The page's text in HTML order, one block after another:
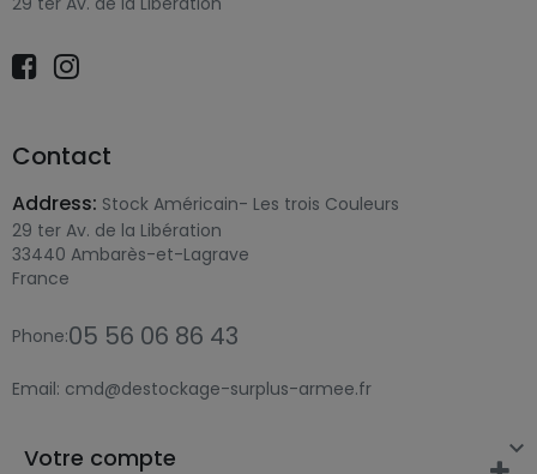
Contact
Address: Stock Américain- Les trois Couleurs
29 ter Av. de la Libération
33440 Ambarès-et-Lagrave
France
Phone:05 56 06 86 43
Email: cmd@destockage-surplus-armee.fr

Votre compte